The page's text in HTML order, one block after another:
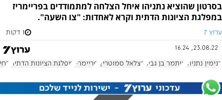
בסרטון שהוציא נתניהו איחל הצלחה למתמודדים בפריימריז
במפלגת הציונות הדתית וקרא לאחדות: "צו השעה".
ערוץ 7 1 דקות
23.08.22, 16:24
בנימין נתניהו איתמר בן גביר בצלאל סמוטריץ' פריימריז מפלגת הציונות הדתית